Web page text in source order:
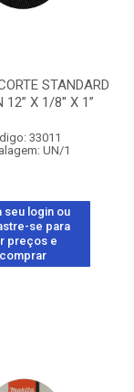
STANDARD
12” X 1/8'' X 1”
33011
UN/1
seu login ou
se para
preços e
comprar